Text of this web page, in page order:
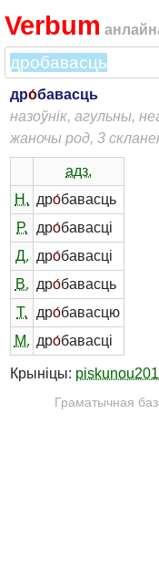
Verbum
дро́бавасць
назоўнік, агульны,
жаночы род, 3
адз.
Н. дро́бавасць
Р.
дро́бавасці
Д. дро́бавасці
В. дро́бавасць
Т.
дро́бавасцю
М. дро́бавасці
Крыніцы:
Граматычная